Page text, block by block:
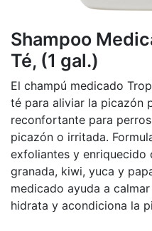
Shampoo
Té, (1 gal.)
El champú medicado
té para aliviar la picazón
reconfortante para
picazón o irritada.
exfoliantes y enriquecido
granada, kiwi, yuca y
medicado ayuda a
hidrata y acondiciona la